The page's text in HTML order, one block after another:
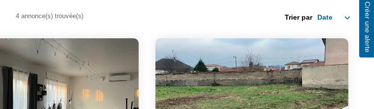
Créer une alerte
4 annonce(s) trouvée(s) Trier par